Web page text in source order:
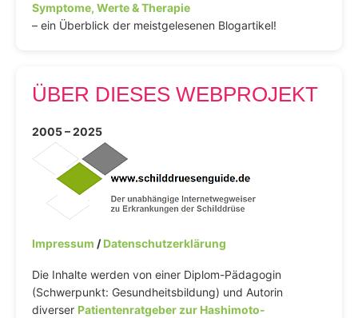
Symptome, Werte & Therapie
– ein Überblick der meistgelesenen Blogartikel!
ÜBER DIESES WEBPROJEKT
2005 – 2025
Impressum /Datenschutzerklärung
Die Inhalte werden von einer Diplom-Pädagogin
(Schwerpunkt: Gesundheitsbildung) und Autorin
diverser Patientenratgeber zur Hashimoto-